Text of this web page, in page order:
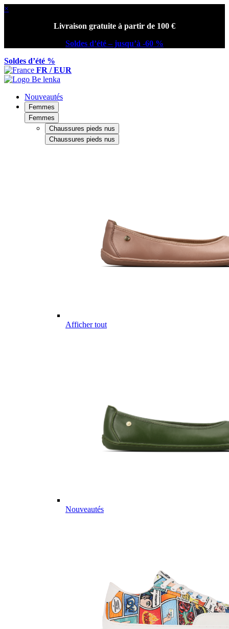
×
Livraison gratuite à partir de 100 €
Soldes d’été – jusqu’à -60 %
Soldes d’été %
FR / EUR
Nouveautés
Femmes
Femmes
Chaussures pieds nus
Chaussures pieds nus
Afficher tout
Nouveautés